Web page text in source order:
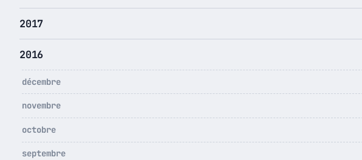
2017
2016
décembre
novembre
octobre
septembre